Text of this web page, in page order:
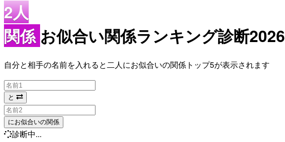
2人
関係 お似合い関係ランキング診断2026
自分と相手の名前を入れると二人にお似合いの関係トップ5が表示されます
と
にお似合いの関係
診断中...